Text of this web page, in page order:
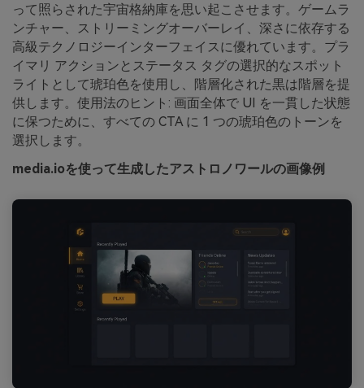
って照らされた宇宙格納庫を思い起こさせます。ゲームラ
ンチャー、ストリーミングオーバーレイ、深さに依存する
高級テクノロジーインターフェイスに優れています。プラ
イマリ アクションとステータス タグの選択的なスポット
ライトとして琥珀色を使用し、階層化された黒は階層を提
供します。使用法のヒント: 画面全体で UI を一貫した状態
に保つために、すべての CTA に 1 つの琥珀色のトーンを
選択します。
media.ioを使って生成したアストロノワールの画像例